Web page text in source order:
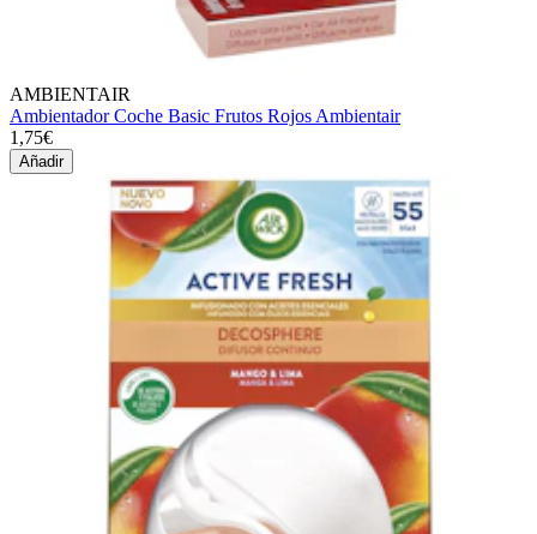
AMBIENTAIR
Ambientador Coche Basic Frutos Rojos Ambientair
1,75€
Añadir